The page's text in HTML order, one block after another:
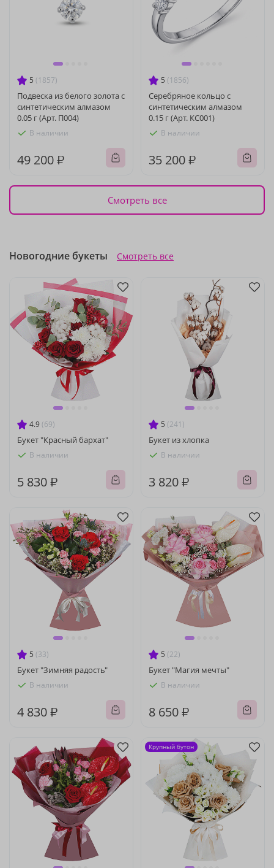
5 (1857)
Подвеска из белого золота с
синтетическим алмазом
0.05 г (Арт. П004)
В наличии
49 200 ₽
5 (1856)
Серебряное кольцо с
синтетическим алмазом
0.15 г (Арт. КС001)
В наличии
35 200 ₽
Смотреть все
Новогодние букеты Смотреть все
4.9 (69)
Букет "Красный бархат"
В наличии
5 830 ₽
5 (241)
Букет из хлопка
В наличии
3 820 ₽
5 (33)
Букет "Зимняя радость"
В наличии
4 830 ₽
5 (22)
Букет "Магия мечты"
В наличии
8 650 ₽
Крупный бутон